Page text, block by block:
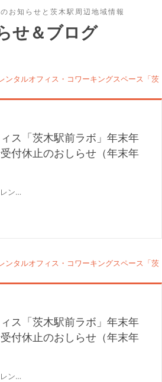
お知らせと茨木駅周辺地域情報
せ＆ブログ
ス「茨木駅前ラボ」年末年
付休止のおしらせ（年末年
ン…
ス「茨木駅前ラボ」年末年
付休止のおしらせ（年末年
ン…